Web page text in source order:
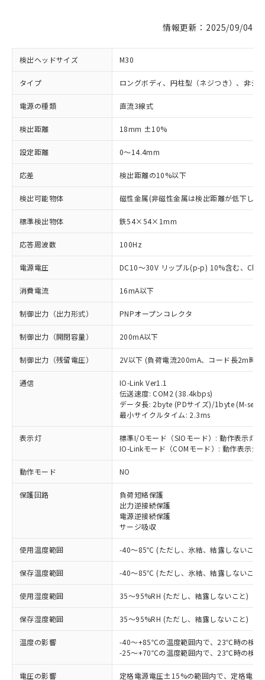
情報更新：2025/09/04
検出ヘッドサイズ M30
タイプ ロングボディ、円柱型（ネジつき）、非シ
電源の種類 直流3線式
検出距離 18mm ±10%
設定距離 0～14.4mm
応差 検出距離の10%以下
検出可能物体 磁性金属(非磁性金属は検出距離が低下しま
標準検出物体 鉄54×54×1mm
応答周波数 100Hz
電源電圧 DC10～30V リップル(p-p) 10%含む、
消費電流 16mA以下
制御出力（出力形式） PNPオープンコレクタ
制御出力（開閉容量） 200mA以下
制御出力（残留電圧） 2V以下 (負荷電流200mA、コード長2m時)
通信
IO-Link Ver1.1
伝送速度: COM2 (38.4kbps)
データ長: 2byte (PDサイズ)/1byte (M-
最小サイクルタイム: 2.3ms
表示灯
標準I/Oモード（SIOモード）: 動作表示灯(
IO-Linkモード（COMモード）: 動作表示
動作モード NO
保護回路
負荷短絡保護
出力逆接続保護
電源逆接続保護
サージ吸収
使用温度範囲 -40～85℃ (ただし、氷結、結露しないこと)
保存温度範囲 -40～85℃ (ただし、氷結、結露しないこと)
使用湿度範囲 35～95%RH (ただし、結露しないこと)
保存湿度範囲 35～95%RH (ただし、結露しないこと)
温度の影響
-40～+85℃の温度範囲内で、23℃時の検
-25～+70℃の温度範囲内で、23℃時の検
電圧の影響 定格電源電圧±15%の範囲内で、定格電
ご利用条件
以下の条件をお読みいただき、同意のうえ
ご利用ください。
本サービスは、当社制御機器事業取扱
商品の当社在庫状況および標準価格
(税抜)を提供させていただくもので
当社制御機器事業取扱商品の中には、
本サービスの対象外となる商品もある
対応済み：EU RoHS指令（10物質）の
非含有に対応した製品が提供可能な商品で
対応予定：EU RoHS指令（10物質）の非含
有に対応した製品に切り替える予定のある
商品です。
対応予定なし：EU RoHS指令（10物質）の
非含有に非対応の商品で、対応品を出す予
調査・確認中：EU RoHS指令（10物質）の
非含有の対応状況を調査中または確認中の
商品です。
非該当品：ライセンス料など無形物で、有
害物質有無と関係のない商品です。
仕入先様の事情により、非含有部品として
いたものが、含有品と判明した場合などや
※1 中国RoHS○×表
「○」：最大均質材料含有率が中国RoHSの
基準値以下であることを示します。
「×」：最大均質材料含有率が中国RoHSの
基準値を超えていることを示します。